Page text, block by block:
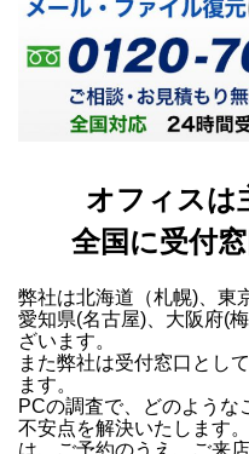
オフィスは
全国に受付
弊社は北海道（札幌)、東
愛知県(名古屋)、大阪府(
ざいます。
また弊社は受付窓口とし
ます。
PCの調査で、どのような
不安点を解決いたします